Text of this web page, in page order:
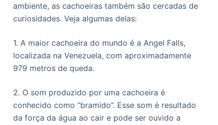
ambiente, as cachoeiras também são cercadas de
curiosidades. Veja algumas delas:
1. A maior cachoeira do mundo é a Angel Falls,
localizada na Venezuela, com aproximadamente
979 metros de queda.
2. O som produzido por uma cachoeira é
conhecido como “bramido”. Esse som é resultado
da força da água ao cair e pode ser ouvido a